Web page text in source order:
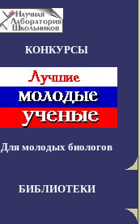
КОНКУРСЫ
Для молодых биологов
БИБЛИОТЕКИ